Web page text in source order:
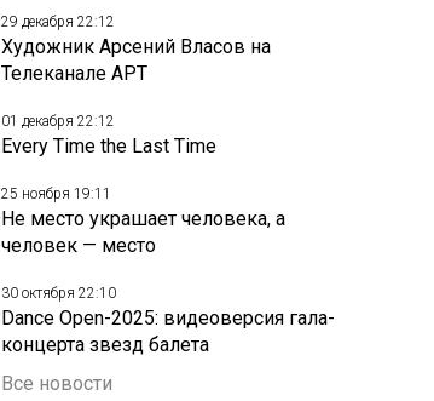
29 декабря 22:12
Художник Арсений Власов на
Телеканале АРТ
01 декабря 22:12
Every Time the Last Time
25 ноября 19:11
Не место украшает человека, а
человек — место
30 октября 22:10
Dance Open-2025: видеоверсия гала-
концерта звезд балета
Все новости